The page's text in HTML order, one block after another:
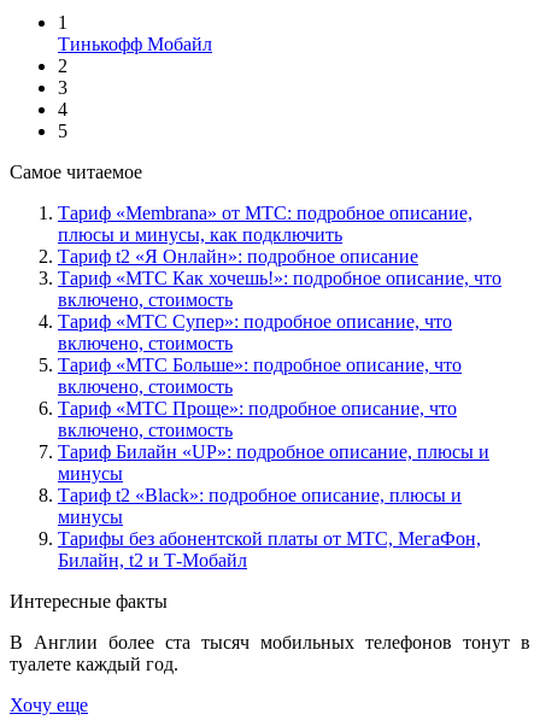
1
Тинькофф Мобайл
2
3
4
5
Самое читаемое
Тариф «Membrana» от МТС: подробное описание,
плюсы и минусы, как подключить
Тариф t2 «Я Онлайн»: подробное описание
Тариф «МТС Как хочешь!»: подробное описание, что
включено, стоимость
Тариф «МТС Супер»: подробное описание, что
включено, стоимость
Тариф «МТС Больше»: подробное описание, что
включено, стоимость
Тариф «МТС Проще»: подробное описание, что
включено, стоимость
Тариф Билайн «UP»: подробное описание, плюсы и
минусы
Тариф t2 «Black»: подробное описание, плюсы и
минусы
Тарифы без абонентской платы от МТС, МегаФон,
Билайн, t2 и Т-Мобайл
Интересные факты
В Англии более ста тысяч мобильных телефонов тонут в
туалете каждый год.
Хочу еще